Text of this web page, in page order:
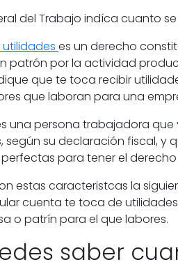
es un derecho
patrón por la actividad
que te toca recibir
que laboran para una
una persona trabajadora que
según su declaración fiscal,
para tener el
estas caracteristcas la
cuenta te toca de utilidades
o patrín para el que labores.
saber